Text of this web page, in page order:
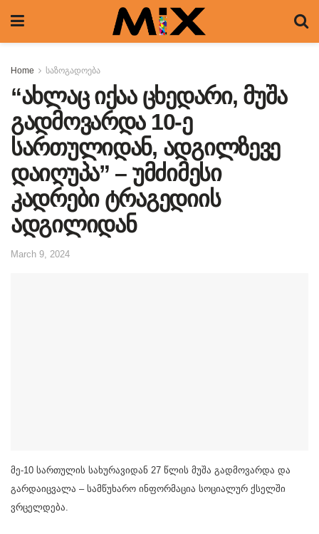
Home საზოგადოება
“ახლაც იქაა ცხედარი, მუშა
გადმოვარდა 10-ე
სართულიდან, ადგილზევე
დაიღუპა” – უმძიმესი
კადრები ტრაგედიის
ადგილიდან
March 9, 2024
მე-10 სართულის სახურავიდან 27 წლის მუშა გადმოვარდა და
გარდაიცვალა – სამწუხარო ინფორმაცია სოციალურ ქსელში
ვრცელდება.